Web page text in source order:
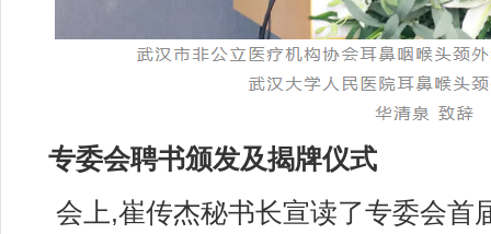
专委会聘书颁发及揭牌仪式
会上,崔传杰秘书长宣读了专委会首